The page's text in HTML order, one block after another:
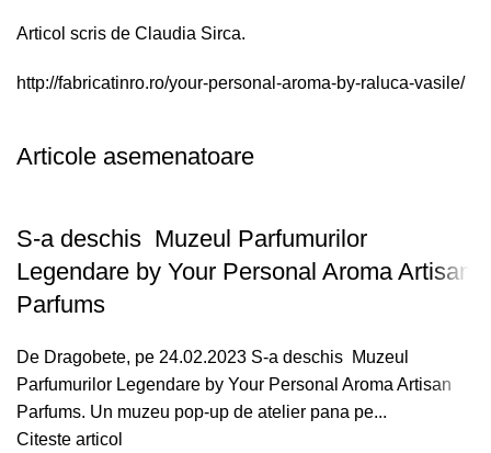
Articol scris de Claudia Sirca.
http://fabricatinro.ro/your-personal-aroma-by-raluca-vasile/
Articole asemenatoare
S-a deschis Muzeul Parfumurilor
Legendare by Your Personal Aroma Artisan
Parfums
De Dragobete, pe 24.02.2023 S-a deschis Muzeul
Parfumurilor Legendare by Your Personal Aroma Artisan
Parfums. Un muzeu pop-up de atelier pana pe...
Citeste articol